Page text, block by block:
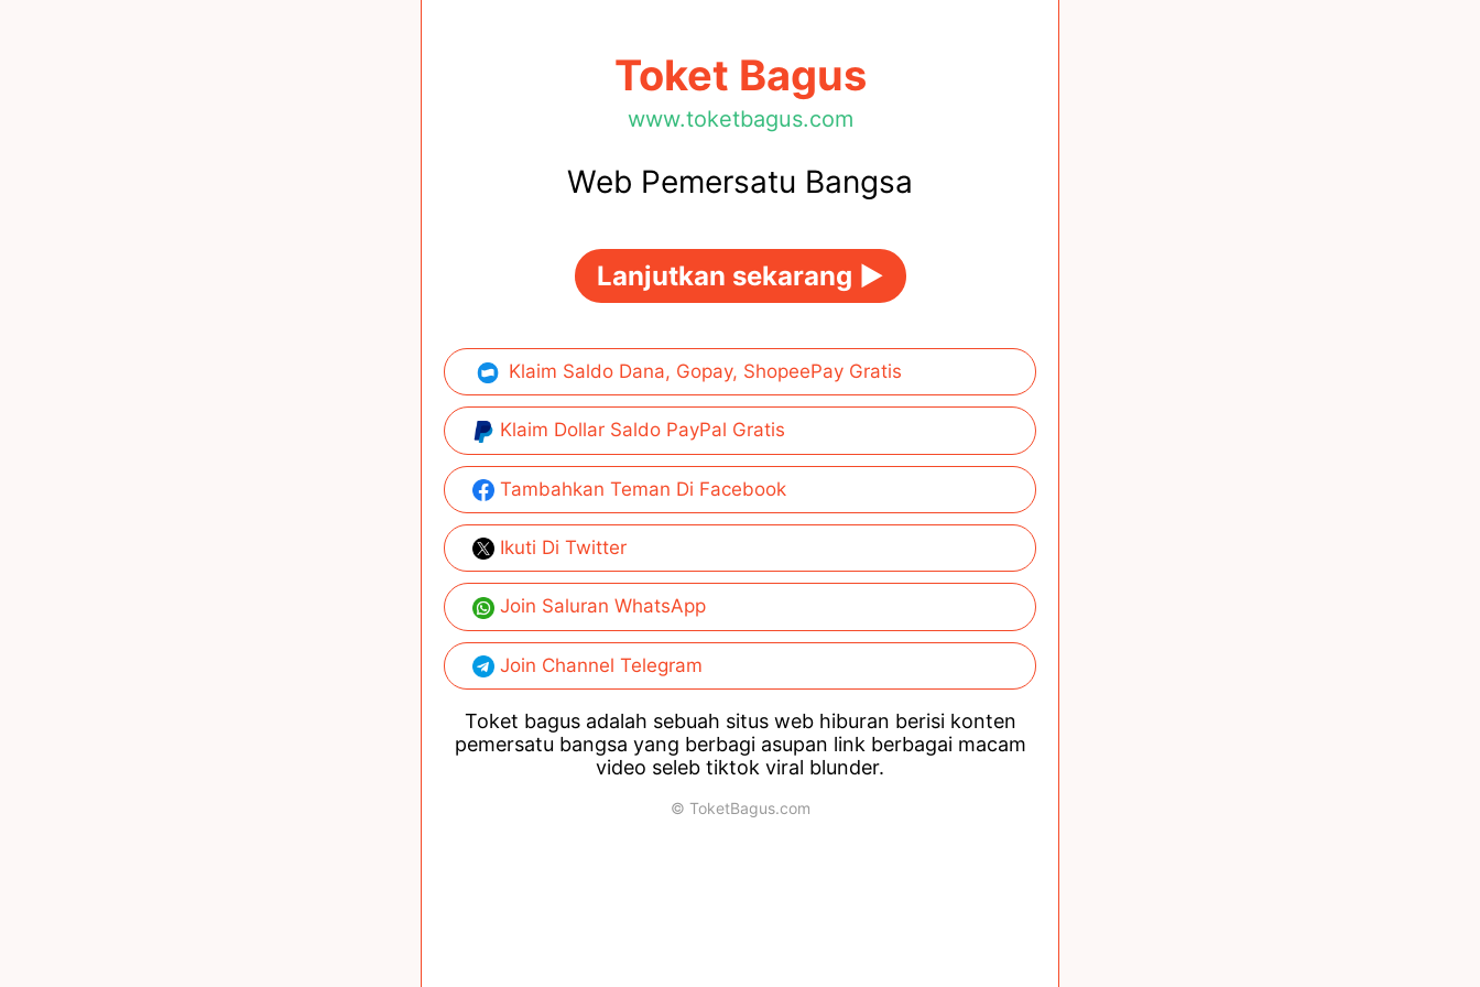
Toket Bagus
www.toketbagus.com
Web Pemersatu Bangsa
Lanjutkan sekarang ►
Klaim Saldo Dana, Gopay, ShopeePay Gratis
Klaim Dollar Saldo PayPal Gratis
Tambahkan Teman Di Facebook
Ikuti Di Twitter
Join Saluran WhatsApp
Join Channel Telegram
Toket bagus adalah sebuah situs web hiburan berisi konten
pemersatu bangsa yang berbagi asupan link berbagai macam
video seleb tiktok viral blunder.
© ToketBagus.com